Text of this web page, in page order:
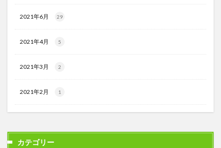
2021年6月 29
2021年4月 5
2021年3月 2
2021年2月 1
カテゴリー